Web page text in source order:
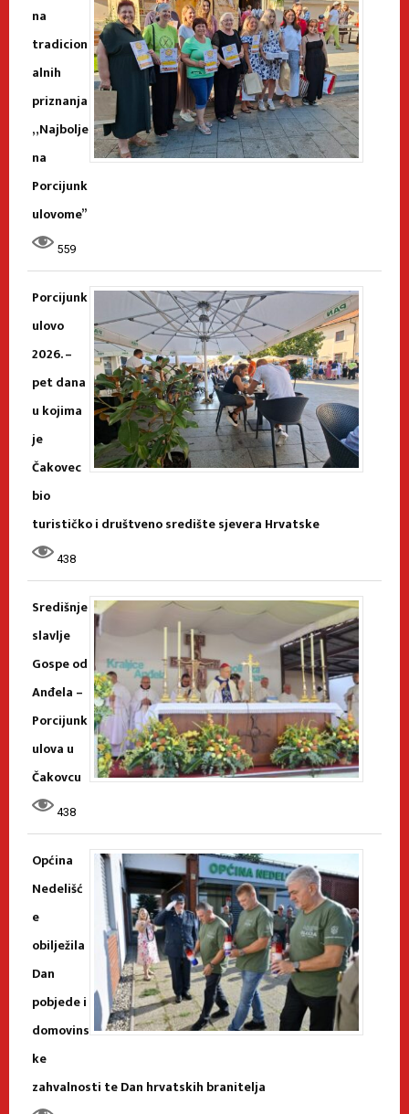
na
tradicion
alnih
priznanja
„Najbolje
na
Porcijunk
ulovome”
559
Porcijunk
ulovo
2026. –
pet dana
u kojima
je
Čakovec
bio
turističko i društveno središte sjevera Hrvatske
438
Središnje
slavlje
Gospe od
Anđela –
Porcijunk
ulova u
Čakovcu
438
Općina
Nedelišć
e
obilježila
Dan
pobjede i
domovins
ke
zahvalnosti te Dan hrvatskih branitelja